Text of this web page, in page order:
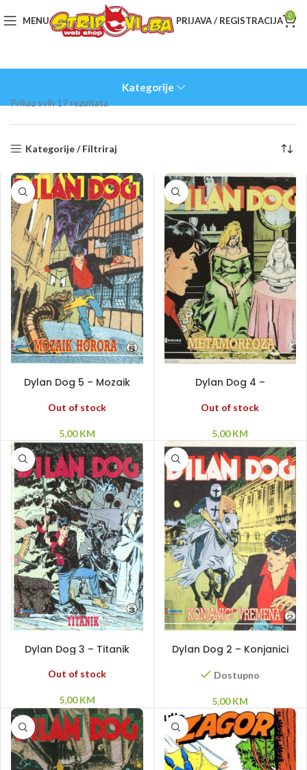
MENU PRIJAVA / REGISTRACIJA 0
Kategorije
Prikaz svih 17 rezultata
Kategorije / Filtriraj
Dylan Dog 5 – Mozaik
horora
Out of stock
5,00KM
Dylan Dog 4 –
Metamorfoza
Out of stock
5,00KM
Dylan Dog 3 – Titanik
Out of stock
5,00KM
Dylan Dog 2 – Konjanici
Dostupno
5,00KM